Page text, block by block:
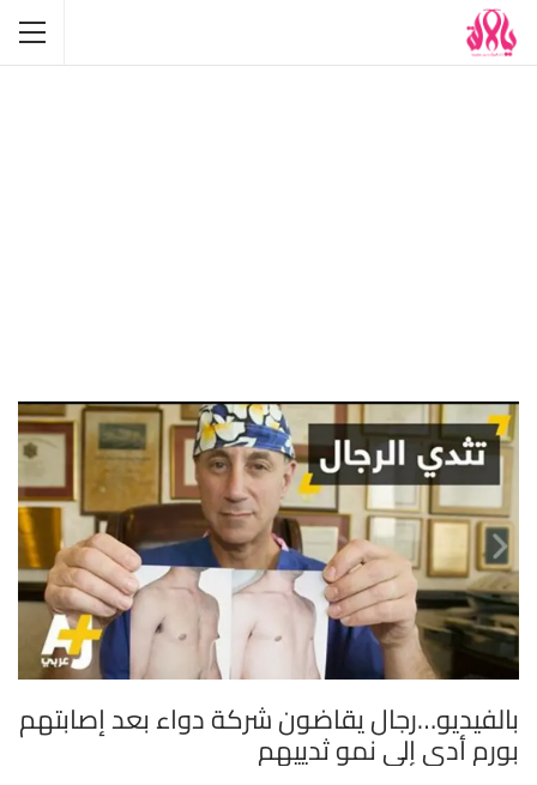
بالفيديو…رجال يقاضون شركة دواء بعد إصابتهم
بورم أدى إلى نمو ثدييهم